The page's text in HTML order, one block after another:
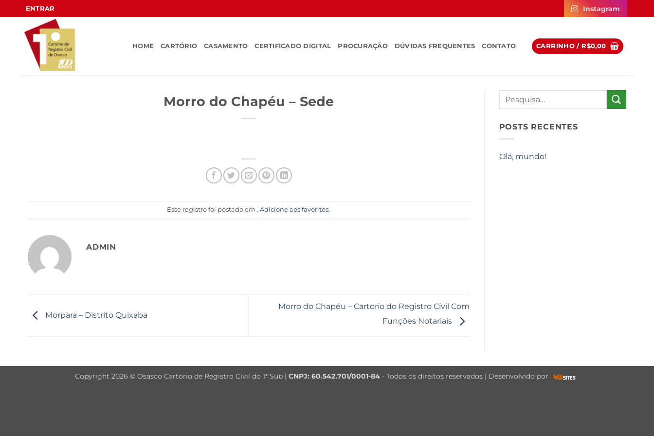
to
content
ENTRAR Instagram
HOME CARTÓRIO CASAMENTO CERTIFICADO DIGITAL PROCURAÇÃO DÚVIDAS FREQUENTES CONTATO CARRINHO / R$0,00
Morro do Chapéu – Sede
Esse registro foi postado em .Adicione aos favoritos.
ADMIN
Morpara – Distrito Quixaba
Morro do Chapéu – Cartorio do Registro Civil Com
Funções Notariais
POSTS RECENTES
Olá, mundo!
Copyright 2026 © Osasco Cartório de Registro Civil do 1* Sub | CNPJ: 60.542.701/0001-84- Todos os direitos reservados | Desenvolvido por